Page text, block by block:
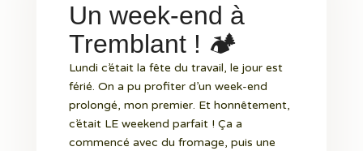
Un week-end à
Tremblant ! 🏕
Lundi c’était la fête du travail, le jour est
férié. On a pu profiter d’un week-end
prolongé, mon premier. Et honnêtement,
c’était LE weekend parfait ! Ça a
commencé avec du fromage, puis une